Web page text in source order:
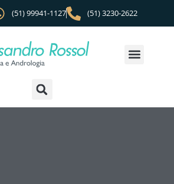
(51) 99941-1127 (51) 3230-2622